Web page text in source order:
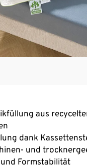
aus
dank
und
Formstabilität